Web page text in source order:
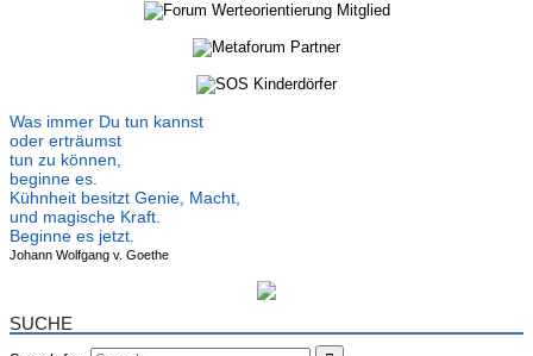
Was immer Du tun kannst
oder erträumst
tun zu können,
beginne es.
Kühnheit besitzt Genie, Macht,
und magische Kraft.
Beginne es jetzt.
Johann Wolfgang v. Goethe
SUCHE